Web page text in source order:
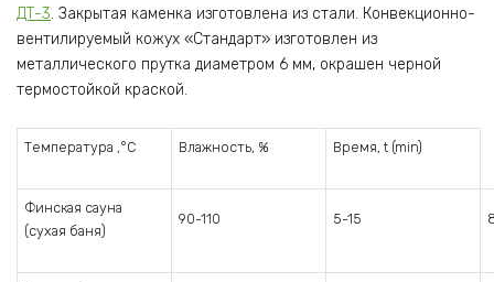
ДТ-3. Закрытая каменка изготовлена из стали. Конвекционно-
вентилируемый кожух «Стандарт» изготовлен из
металлического прутка диаметром 6 мм, окрашен черной
термостойкой краской.
Температура ,°С Влажность, % Время, t (min)
Финская сауна
(сухая баня)
90-110 5-15